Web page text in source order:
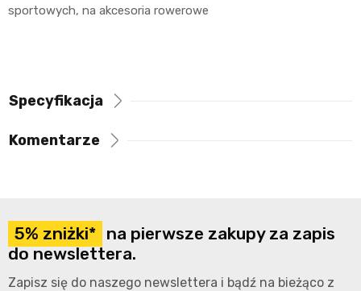
sportowych, na akcesoria rowerowe
Specyfikacja
Komentarze
5% zniżki* na pierwsze zakupy za zapis
do newslettera.
Zapisz się do naszego newslettera i bądź na bieżąco z